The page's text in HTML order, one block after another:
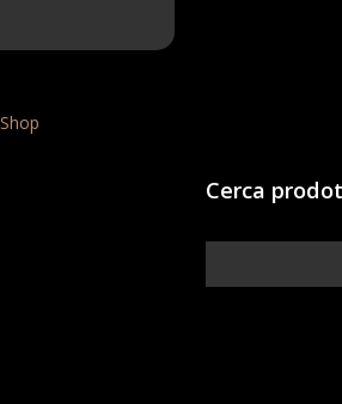
Shop
Cerca